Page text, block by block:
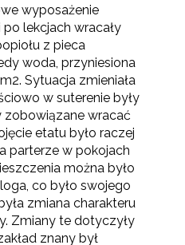
wyposażenie
lekcjach wracały
z pieca
woda, przyniesiona
Sytuacja zmieniała
w suterenie były
zobowiązane wracać
etatu było raczej
parterze w pokojach
można było
co było swojego
zmiana charakteru
Zmiany te dotyczyły
znany był